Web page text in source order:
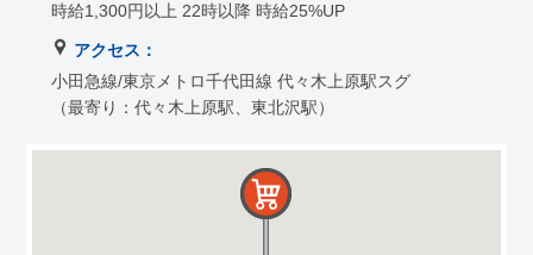
時給1,300円以上 22時以降 時給25%UP
アクセス：
小田急線/東京メトロ千代田線 代々木上原駅スグ
（最寄り：代々木上原駅、東北沢駅）